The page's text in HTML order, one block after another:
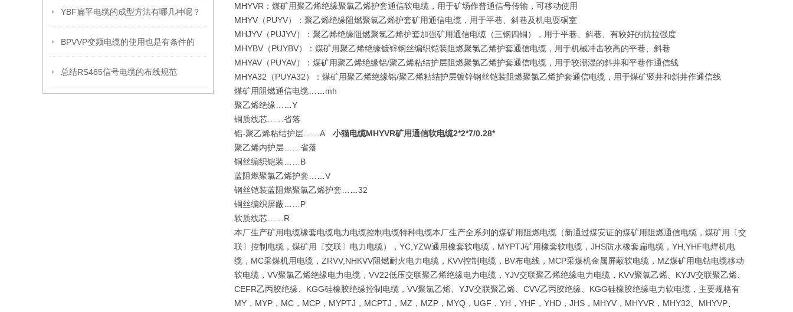
YBF扁平电缆的成型方法有哪几种呢？
BPVVP变频电缆的使用也是有条件的
总结RS485信号电缆的布线规范
MHYVR：煤矿用聚乙烯绝缘聚氯乙烯护套通信软电缆，用于矿场作普通信号传输，可移动使用
MHYV（PUYV）：聚乙烯绝缘阻燃聚氯乙烯护套矿用通信电缆，用于平巷、斜巷及机电耍硐室
MHJYV（PUJYV）：聚乙烯绝缘阻燃聚氯乙烯护套加强矿用通信电缆（三钢四铜），用于平巷、斜巷、有较好的抗拉强度
MHYBV（PUYBV）：煤矿用聚乙烯绝缘镀锌钢丝编织铠装阻燃聚氯乙烯护套通信电缆，用于机械冲击较高的平巷、斜巷
MHYAV（PUYAV）：煤矿用聚乙烯绝缘铝/聚乙烯粘结护层阻燃聚氯乙烯护套通信电缆，用于较潮湿的斜井和平巷作通信线
MHYA32（PUYA32）：煤矿用聚乙烯绝缘铝/聚乙烯粘结护层镀锌钢丝铠装阻燃聚氯乙烯护套通信电缆，用于煤矿竖井和斜井作通信线
煤矿用阻燃通信电缆……mh
聚乙烯绝缘……Y
铜质线芯……省落
铝-聚乙烯粘结护层……A 小猫电缆MHYVR矿用通信软电缆2*2*7/0.28*
聚乙烯内护层……省落
铜丝编织铠装……B
蓝阻燃聚氯乙烯护套……V
钢丝铠装蓝阻燃聚氯乙烯护套……32
铜丝编织屏蔽……P
软质线芯……R
本厂生产矿用电缆橡套电缆电力电缆控制电缆特种电缆本厂生产全系列的煤矿用阻燃电缆（新通过煤安证的煤矿用阻燃通信电缆，煤矿用〔交
联〕控制电缆，煤矿用〔交联〕电力电缆），YC,YZW通用橡套软电缆，MYPTJ矿用橡套软电缆，JHS防水橡套扁电缆，YH,YHF电焊机电
缆，MC采煤机用电缆，ZRVV,NHKVV阻燃耐火电力电缆，KVV控制电缆，BV布电线，MCP采煤机金属屏蔽软电缆，MZ煤矿用电钻电缆移动
软电缆，VV聚氯乙烯绝缘电力电缆，VV22低压交联聚乙烯绝缘电力电缆，YJV交联聚乙烯绝缘电力电缆，KVV聚氯乙烯、KYJV交联聚乙烯、
CEFR乙丙胶绝缘、KGG硅橡胶绝缘控制电缆，VV聚氯乙烯、YJV交联聚乙烯、CVV乙丙胶绝缘、KGG硅橡胶绝缘电力软电缆，主要规格有
MY，MYP，MC，MCP，MYPTJ，MCPTJ，MZ，MZP，MYQ，UGF，YH，YHF，YHD，JHS，MHYV，MHYVR，MHY32、MHYVP、